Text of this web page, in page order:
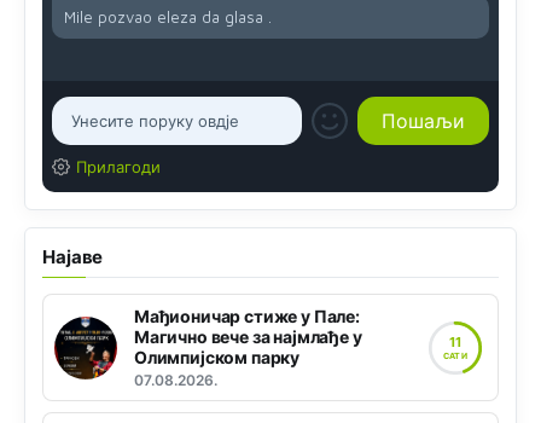
Mile pozvao eleza da glasa .
Прилагоди
Најаве
Мађионичар стиже у Пале:
Магично вече за најмлађе у
Олимпијском парку
07.08.2026.
11
САТИ